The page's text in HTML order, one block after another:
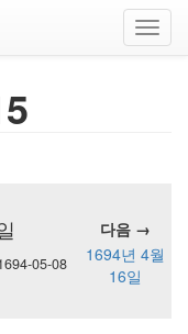
다음 →
05-08
1694년 4월
16일